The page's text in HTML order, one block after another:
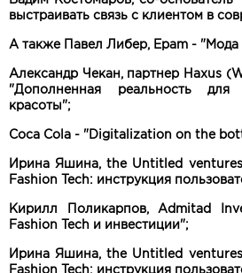
выстраивать связь с клиентом в
А также Павел Либер, Epam - "Мода
Александр Чекан, партнер Haxus
"Дополненная реальность
красоты";
Coca Cola - "Digitalization on the
Ирина Яшина, the Untitled
Fashion Tech: инструкция
Кирилл Поликарпов, Admitad
Fashion Tech и инвестиции";
Ирина Яшина, the Untitled
Fashion Tech: инструкция